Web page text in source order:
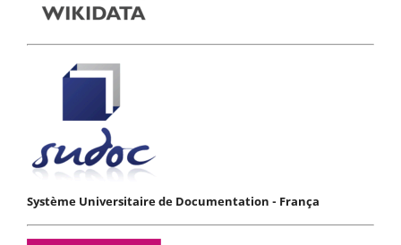
Système Universitaire de Documentation - França